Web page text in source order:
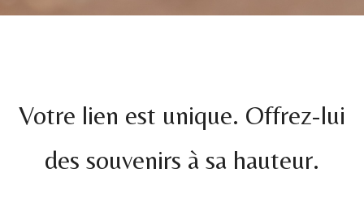
Votre lien est unique. Offrez-lui
des souvenirs à sa hauteur.